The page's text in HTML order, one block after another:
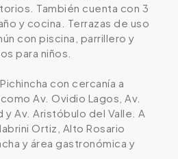
También cuenta con 3
y cocina. Terrazas de uso
con piscina, parrillero y
para niños.
con cercanía a
Av. Ovidio Lagos, Av.
y Av. Aristóbulo del Valle. A
Ortiz, Alto Rosario
y área gastronómica y